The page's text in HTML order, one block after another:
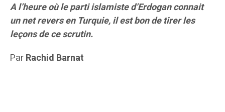
A l’heure où le parti islamiste d’Erdogan connait
un net revers en Turquie, il est bon de tirer les
leçons de ce scrutin.
ParRachid Barnat